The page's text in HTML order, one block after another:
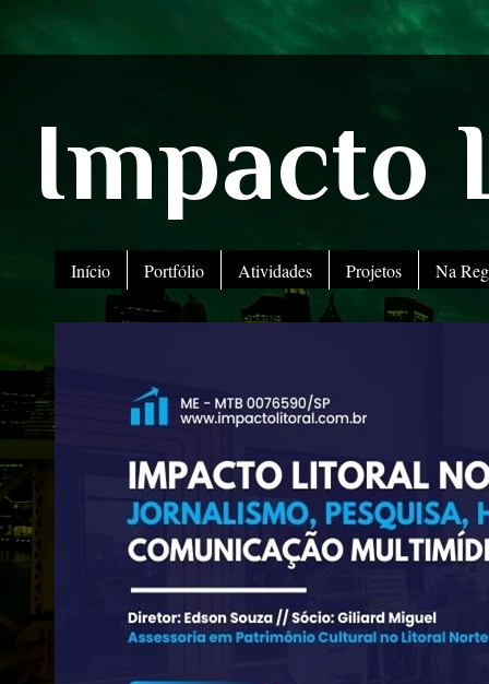
Impacto
Início Portfólio Atividades Projetos Na